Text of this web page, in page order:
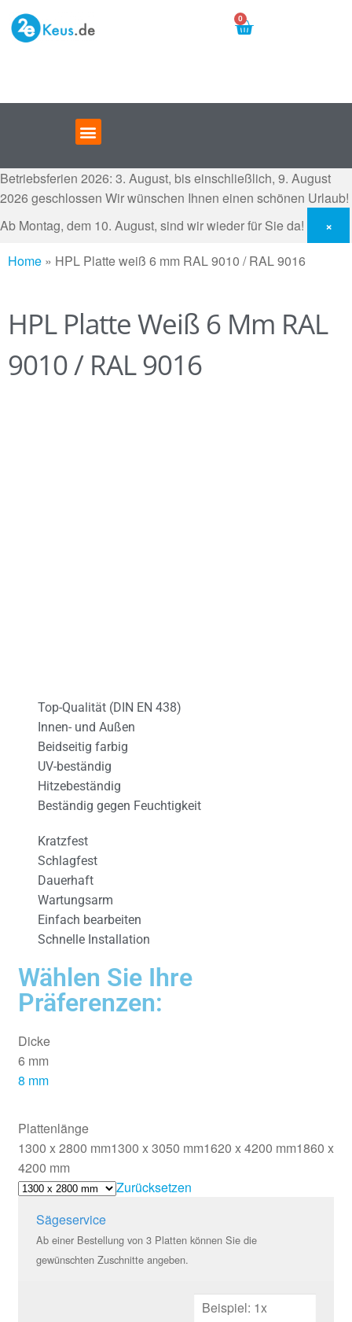
0
Betriebsferien 2026: 3. August, bis einschließlich, 9. August
2026 geschlossen Wir wünschen Ihnen einen schönen Urlaub!
Ab Montag, dem 10. August, sind wir wieder für Sie da!
×
Home » HPL Platte weiß 6 mm RAL 9010 / RAL 9016
HPL Platte Weiß 6 Mm RAL
9010 / RAL 9016
Top-Qualität (DIN EN 438)
Innen- und Außen
Beidseitig farbig
UV-beständig
Hitzebeständig
Beständig gegen Feuchtigkeit
Kratzfest
Schlagfest
Dauerhaft
Wartungsarm
Einfach bearbeiten
Schnelle Installation
Wählen Sie Ihre
Präferenzen:
Dicke
6 mm
8 mm
Plattenlänge
1300 x 2800 mm1300 x 3050 mm1620 x 4200 mm1860 x
4200 mm
Zurücksetzen
Sägeservice
Ab einer Bestellung von 3 Platten können Sie die
gewünschten Zuschnitte angeben.